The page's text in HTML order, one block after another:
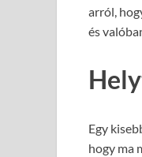
arról,
és
Egy
hogy ma